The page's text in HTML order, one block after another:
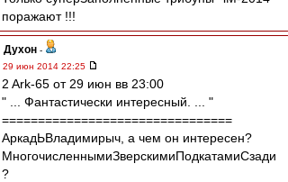
поражают !!!
Духон -
29 июн 2014 22:25
2 Ark-65 от 29 июн вв 23:00
" ... Фантастически интересный. ... "
================================
АркадЬВладимирыч, а чем он интересен?
МногочисленнымиЗверскимиПодкатамиСзади
?